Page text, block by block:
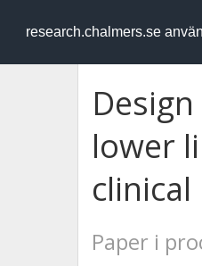
research.chalmers.se
RESEARCH
lower
Paper i